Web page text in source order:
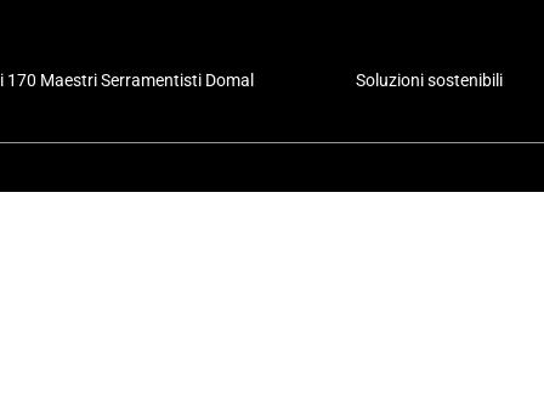
170 Maestri Serramentisti Domal Soluzioni sostenibili